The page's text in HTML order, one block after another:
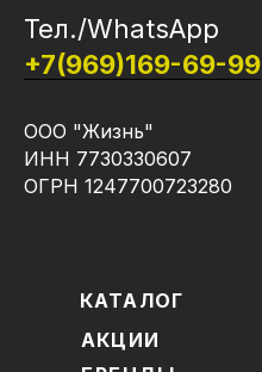
Тел./WhatsApp
+7(969)169-69-99
ООО "Жизнь"
ИНН 7730330607
ОГРН 1247700723280
КАТАЛОГ
АКЦИИ